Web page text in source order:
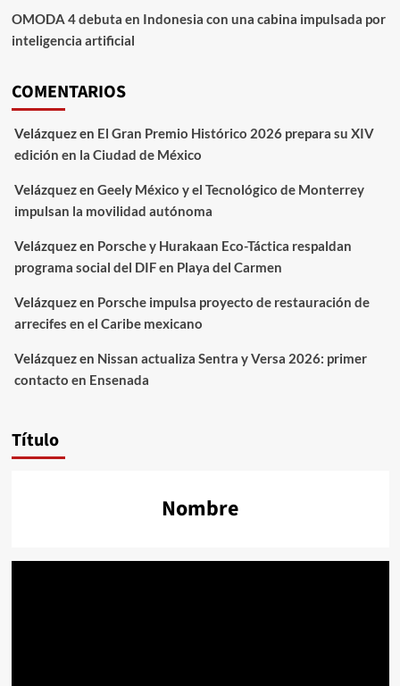
OMODA 4 debuta en Indonesia con una cabina impulsada por
inteligencia artificial
COMENTARIOS
Velázquezen El Gran Premio Histórico 2026 prepara su XIV
edición en la Ciudad de México
Velázquezen Geely México y el Tecnológico de Monterrey
impulsan la movilidad autónoma
Velázquezen Porsche y Hurakaan Eco-Táctica respaldan
programa social del DIF en Playa del Carmen
Velázquezen Porsche impulsa proyecto de restauración de
arrecifes en el Caribe mexicano
Velázquezen Nissan actualiza Sentra y Versa 2026: primer
contacto en Ensenada
Título
Nombre